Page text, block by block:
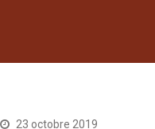
23 octobre 2019